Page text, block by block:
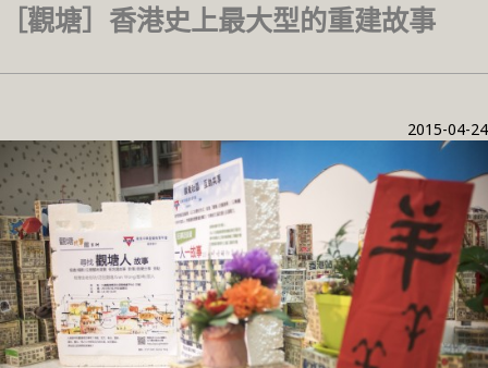
［觀塘］香港史上最大型的重建故事
2015-04-24